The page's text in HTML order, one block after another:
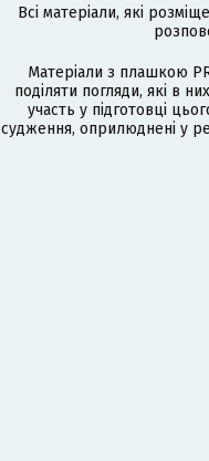
Всі матеріали, які
Матеріали з плашкою
поділяти погляди, які в
участь у підготовці
судження, оприлюднені у